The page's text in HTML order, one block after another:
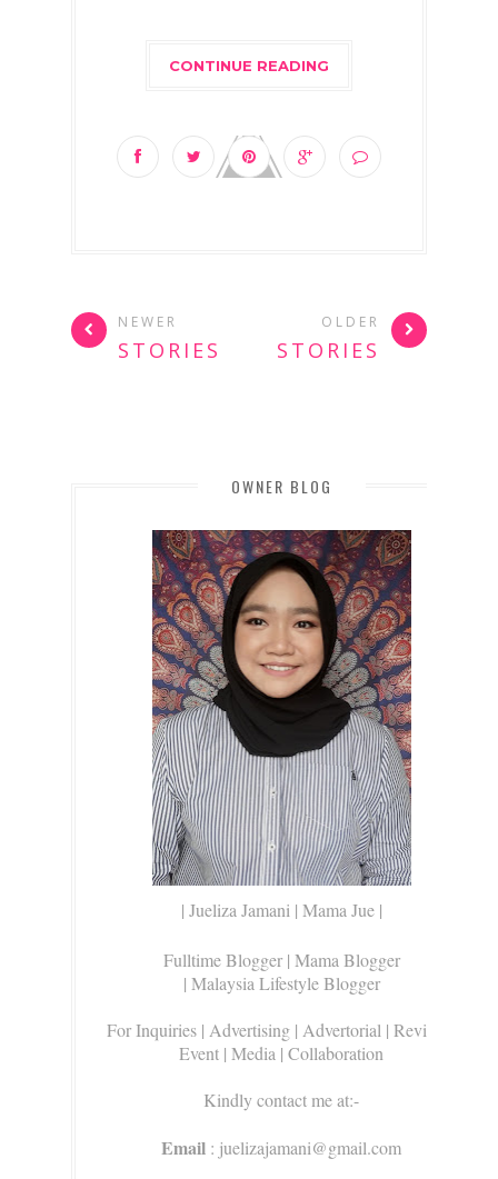
CONTINUE READING
NEWER
STORIES
OLDER
STORIES
OWNER BLOG
| Jueliza Jamani | Mama Jue |
Fulltime Blogger | Mama Blogger
| Malaysia Lifestyle Blogger
For Inquiries | Advertising | Advertorial | Review |
Event | Media | Collaboration
Kindly contact me at:-
Email : juelizajamani@gmail.com